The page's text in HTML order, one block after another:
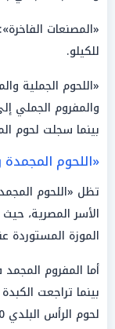
للكيلو.
«اللحوم الجملية
بينما سجلت لحوم الماعز 480
«اللحوم
تظل «اللحوم
الموزة المستوردة عند 350
لحوم الرأس البلدي 220 جنيهاً، والدهن البقري 210 جنيهات.